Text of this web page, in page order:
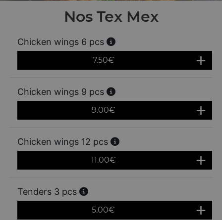
Nos Tex Mex
Chicken wings 6 pcs
7.50€
Chicken wings 9 pcs
9.00€
Chicken wings 12 pcs
11.00€
Tenders 3 pcs
5.00€